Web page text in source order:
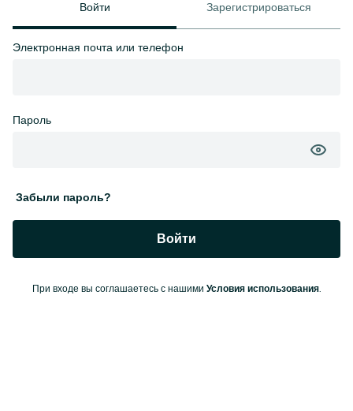
Войти Зарегистрироваться
Электронная почта или телефон
Пароль
Забыли пароль?
Войти
При входе вы соглашаетесь с нашими Условия использования.